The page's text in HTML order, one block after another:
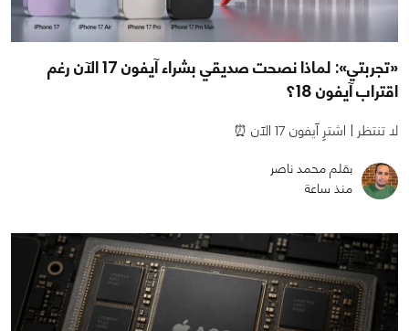
«تجربتي»: لماذا نصحت صديقي بشراء آيفون 17 الآن رغم
اقتراب آيفون 18؟
لا تنتظر | اشترِ آيفون 17 الآن ⏰
بقلم محمد ناصر
منذ ساعة